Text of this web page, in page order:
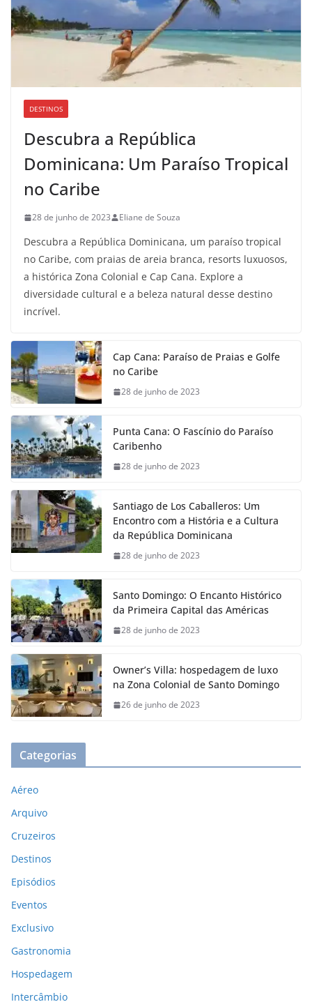
DESTINOS
Descubra a República
Dominicana: Um Paraíso Tropical
no Caribe
28 de junho de 2023 Eliane de Souza
Descubra a República Dominicana, um paraíso tropical
no Caribe, com praias de areia branca, resorts luxuosos,
a histórica Zona Colonial e Cap Cana. Explore a
diversidade cultural e a beleza natural desse destino
incrível.
Cap Cana: Paraíso de Praias e Golfe
no Caribe
28 de junho de 2023
Punta Cana: O Fascínio do Paraíso
Caribenho
28 de junho de 2023
Santiago de Los Caballeros: Um
Encontro com a História e a Cultura
da República Dominicana
28 de junho de 2023
Santo Domingo: O Encanto Histórico
da Primeira Capital das Américas
28 de junho de 2023
Owner’s Villa: hospedagem de luxo
na Zona Colonial de Santo Domingo
26 de junho de 2023
Categorias
Aéreo
Arquivo
Cruzeiros
Destinos
Episódios
Eventos
Exclusivo
Gastronomia
Hospedagem
Intercâmbio